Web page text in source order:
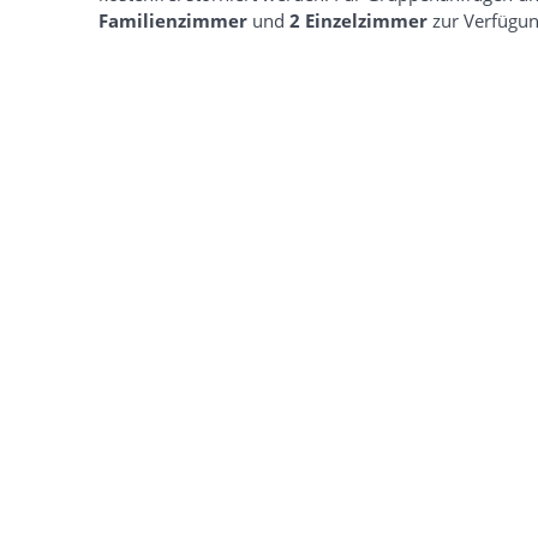
Familienzimmer und 2 Einzelzimmer zur